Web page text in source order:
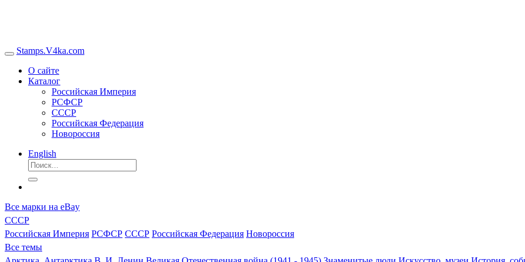
Stamps.V4ka.com
О сайте
Каталог
Российская Империя
РСФСР
СССР
Российская Федерация
Новороссия
English
Все марки на eBay
СССР
Российская Империя РСФСР СССР Российская Федерация Новороссия
Все темы